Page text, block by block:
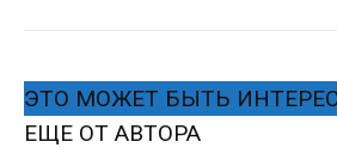
ЭТО МОЖЕТ БЫТЬ
ЕЩЕ ОТ АВТОРА